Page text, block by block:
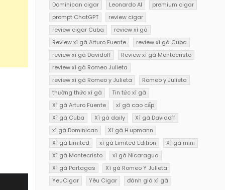
Dominican cigar
Leonardo AI
premium cigar
prompt ChatGPT
review cigar
review cigar Cuba
review xì gà
Review xì gà Arturo Fuente
review xì gà Cuba
review xì gà Davidoff
Review xì gà Montecristo
review xì gà Romeo Julieta
review xì gà Romeo y Julieta
Romeo y Julieta
thưởng thức xì gà
Tin tức xì gà
Xì gà Arturo Fuente
xì gà cao cấp
Xì gà Cuba
Xì gà daily
Xì gà Davidoff
xì gà Dominican
Xì gà H.upmann
Xì gà Limited
xì gà Limited Edition
Xì gà mini
Xì gà Montecristo
xì gà Nicaragua
Xì gà Partagas
Xì gà Romeo Y Julieta
YeuCigar
Yêu Cigar đánh giá xì gà